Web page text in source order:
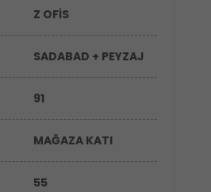
Z OFİS
SADABAD + PEYZAJ
91
MAĞAZA KATI
55